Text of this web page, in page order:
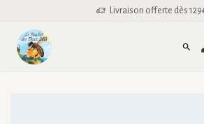
Livraison offerte dès